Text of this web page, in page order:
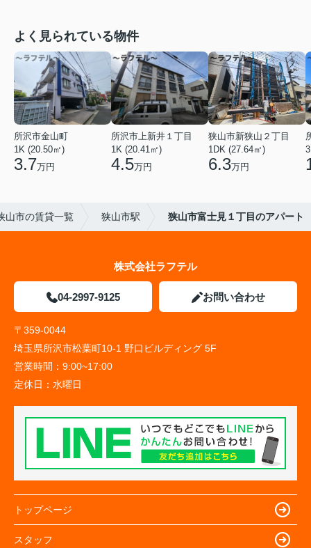
よく見られている物件
所沢市金山町
1K (20.50㎡)
3.7万円
所沢市上新井１丁目
1K (20.41㎡)
4.5万円
狭山市新狭山２丁目
1DK (27.64㎡)
6.3万円
山市の賃貸一覧 狭山市駅 狭山市富士見１丁目のアパート
株式会社ラフテル
04-2997-9125 お問い合わせ
〒359-0044
埼玉県所沢市松葉町10-1 野口ビルディング 5F
営業時間： 9:00~17:00
定休日： 水曜日
トップページ
スタッフ